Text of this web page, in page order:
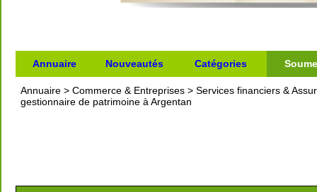
Annuaire Nouveautés Catégories
Annuaire > Commerce & Entreprises > Services financiers &
gestionnaire de patrimoine à Argentan